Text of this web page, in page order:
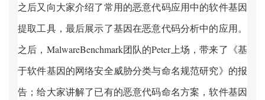
之后又向大家介绍了常用的恶意代码应用中的软件基因
提取工具，最后展示了基因在恶意代码分析中的应用。
之后， MalwareBenchmark团队的Peter上场，带来了《基
于软件基因的网络安全威胁分类与命名规范研究》的报
告；给大家讲解了已有的恶意代码命名方案，软件基因